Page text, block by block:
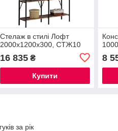
Стелаж в стилі Лофт
2000х1200х300, СТЖ10
16 835₴
Купити
8
за рік